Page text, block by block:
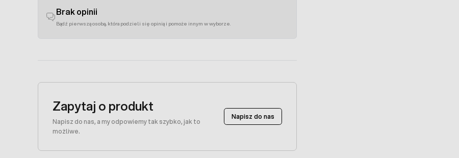
Brak opinii
Bądź pierwszą osobą, która podzieli się opinią i pomoże innym w wyborze.
Zapytaj o produkt
Napisz do nas, a my odpowiemy tak szybko, jak to
możliwe.
Napisz do nas